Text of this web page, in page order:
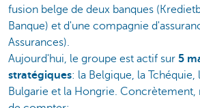
fusion belge de deux banques
Banque) et d'une compagnie
Assurances).
Aujourd'hui, le groupe est actif sur 5
stratégiques: la Belgique, la Tchéquie,
Bulgarie et la Hongrie. Concrètement,